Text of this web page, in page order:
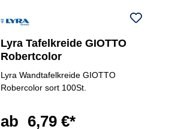
Lyra Tafelkreide GIOTTO
Robertcolor
Lyra Wandtafelkreide GIOTTO
Robercolor sort 100St.
ab 6,79 €*